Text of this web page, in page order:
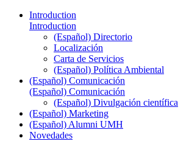
Introduction
Introduction
(Español) Directorio
Localización
Carta de Servicios
(Español) Política Ambiental
(Español) Comunicación
(Español) Comunicación
(Español) Divulgación científica
(Español) Marketing
(Español) Alumni UMH
Novedades